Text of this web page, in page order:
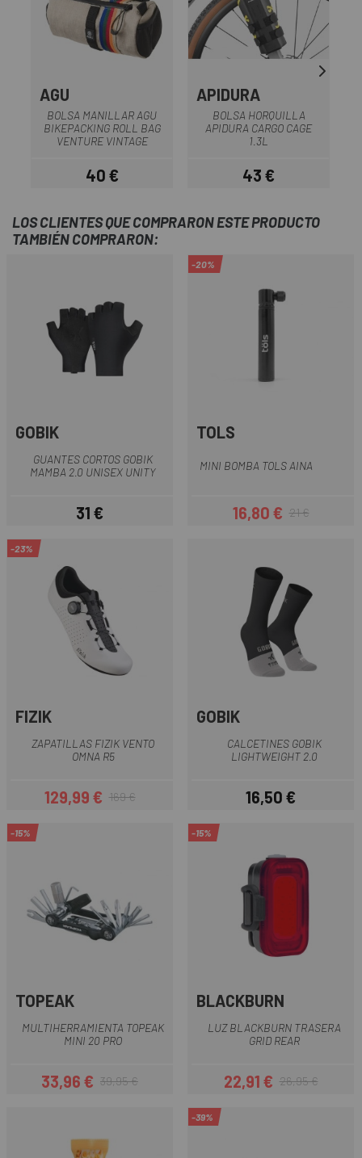
AGU
BOLSA MANILLAR AGU
BIKEPACKING ROLL BAG
VENTURE VINTAGE
Precio
40 €
APIDURA
BOLSA HORQUILLA
APIDURA CARGO CAGE
1.3L
Precio
43 €
LOS CLIENTES QUE COMPRARON ESTE PRODUCTO
TAMBIÉN COMPRARON:
GOBIK
GUANTES CORTOS GOBIK
MAMBA 2.0 UNISEX UNITY
Precio
31 €
-20%
TOLS
MINI BOMBA TOLS AINA
Precio
16,80 €Precio regular
21 €
-23%
FIZIK
ZAPATILLAS FIZIK VENTO
OMNA R5
Precio
129,99 €Precio regular
169 €
GOBIK
CALCETINES GOBIK
LIGHTWEIGHT 2.0
Precio
16,50 €
-15%
TOPEAK
MULTIHERRAMIENTA TOPEAK
MINI 20 PRO
Precio
33,96 €Precio regular
39,95 €
-15%
BLACKBURN
LUZ BLACKBURN TRASERA
GRID REAR
Precio
22,91 €Precio regular
26,95 €
-39%